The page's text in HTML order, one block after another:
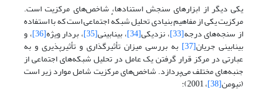
یکی دیگر از ابزارهای سنجش استنادها، شاخص‌های مرکزیت است.
مرکزیت یکی از مفاهیم بنیادی تحلیل شبکهٔ اجتماعی است که با استفاده
از سنجه‌های درجه[33] ، نزدیکی[34] ، بینابینی[35] ، بردار ویژه[36] ، و
بینابینی جریان[37] به بررسی میزان تأثیرگذاری و تأثیرپذیری و به
عبارتی در مرکز قرار گرفتن یک عامل در تحلیل شبکه‌های اجتماعی از
جنبه‌های مختلف می‌پردازد. شاخص‌های مرکزیت شامل موارد زیر است
(نیومن[38]
، 2001):